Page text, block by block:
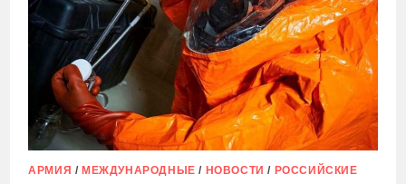
АРМИЯ /МЕЖДУНАРОДНЫЕ / НОВОСТИ / РОССИЙСКИЕ